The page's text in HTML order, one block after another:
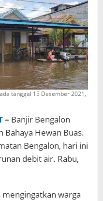
tanggal 15 Desember 2021,
– Banjir Bengalon
Bahaya Hewan Buas.
Bengalon, hari ini
debit air. Rabu,
warga